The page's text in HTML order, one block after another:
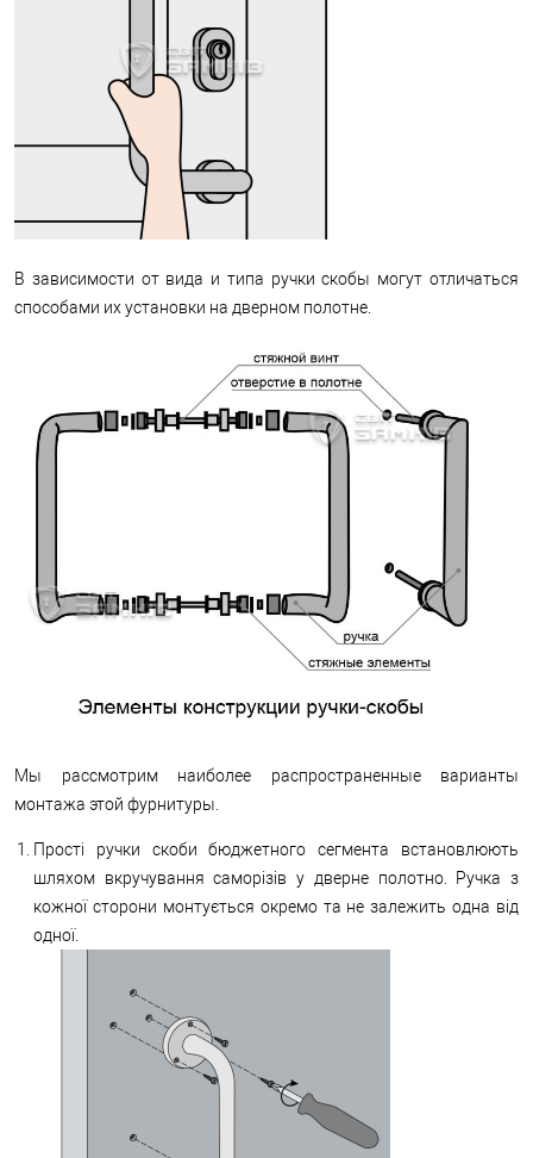
В зависимости от вида и типа ручки скобы могут отличаться
способами их установки на дверном полотне.
Мы рассмотрим наиболее распространенные варианты
монтажа этой фурнитуры.
Прості ручки скоби бюджетного сегмента встановлюють
шляхом вкручування саморізів у дверне полотно. Ручка з
кожної сторони монтується окремо та не залежить одна від
одної.